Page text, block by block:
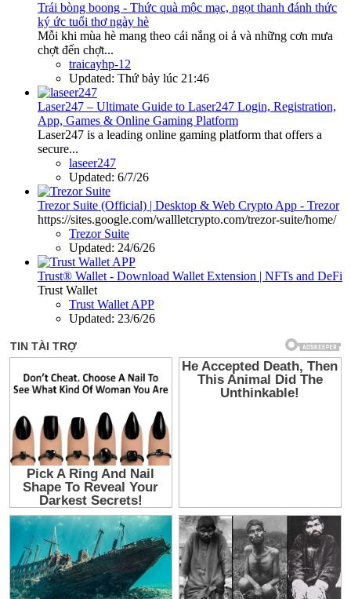
Trái bòng boong - Thức quà mộc mạc, ngọt thanh đánh thức
ký ức tuổi thơ ngày hè
Mỗi khi mùa hè mang theo cái nắng oi ả và những cơn mưa
chợt đến chợt...
traicayhp-12
Updated: Thứ bảy lúc 21:46
Laser247 – Ultimate Guide to Laser247 Login, Registration,
App, Games & Online Gaming Platform
Laser247 is a leading online gaming platform that offers a
secure...
laseer247
Updated: 6/7/26
Trezor Suite (Official) | Desktop & Web Crypto App - Trezor
https://sites.google.com/wallletcrypto.com/trezor-suite/home/
Trezor Suite
Updated: 24/6/26
Trust® Wallet - Download Wallet Extension | NFTs and DeFi
Trust Wallet
Trust Wallet APP
Updated: 23/6/26